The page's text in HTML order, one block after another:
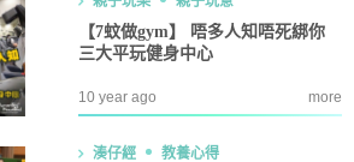
【7蚊做gym】 唔多人知唔死綁你
三大平玩健身中心
10 year ago more
湊仔經 教養心得